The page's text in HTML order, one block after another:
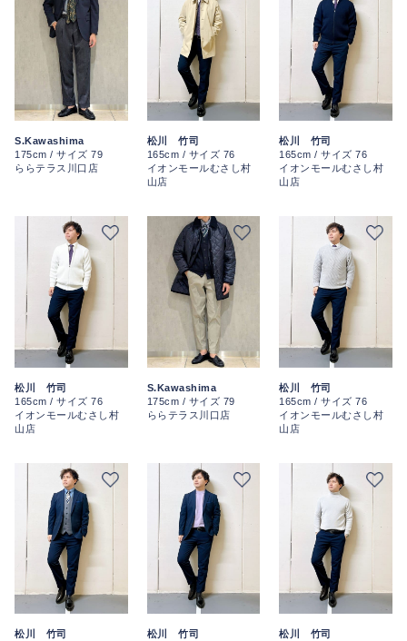
S.Kawashima
175cm / サイズ 79
ららテラス川口店
松川 竹司
165cm / サイズ 76
イオンモールむさし村
山店
松川 竹司
165cm / サイズ 76
イオンモールむさし村
山店
松川 竹司
165cm / サイズ 76
イオンモールむさし村
山店
S.Kawashima
175cm / サイズ 79
ららテラス川口店
松川 竹司
165cm / サイズ 76
イオンモールむさし村
山店
松川 竹司
松川 竹司
松川 竹司